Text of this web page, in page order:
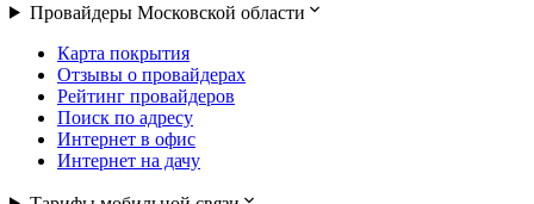
Провайдеры Московской области
Карта покрытия
Отзывы о провайдерах
Рейтинг провайдеров
Поиск по адресу
Интернет в офис
Интернет на дачу